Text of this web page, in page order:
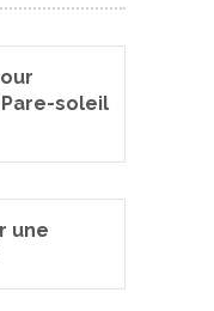
soleil
une